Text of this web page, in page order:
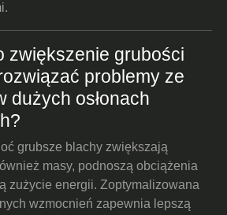
zwiększenie grubości
problemy ze
dużych osłonach
grubsze blachy zwiększają
masy, podnoszą obciążenia
zużycie energii. Zoptymalizowana
wzmocnień zapewnia lepszą